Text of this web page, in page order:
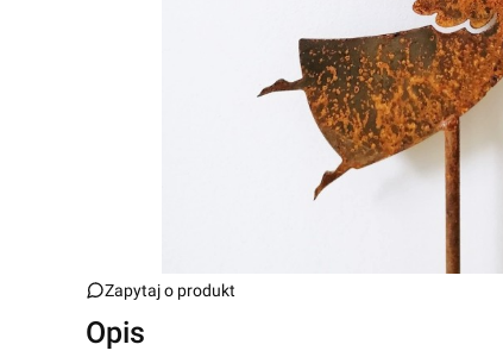
Zapytaj o produkt
Opis